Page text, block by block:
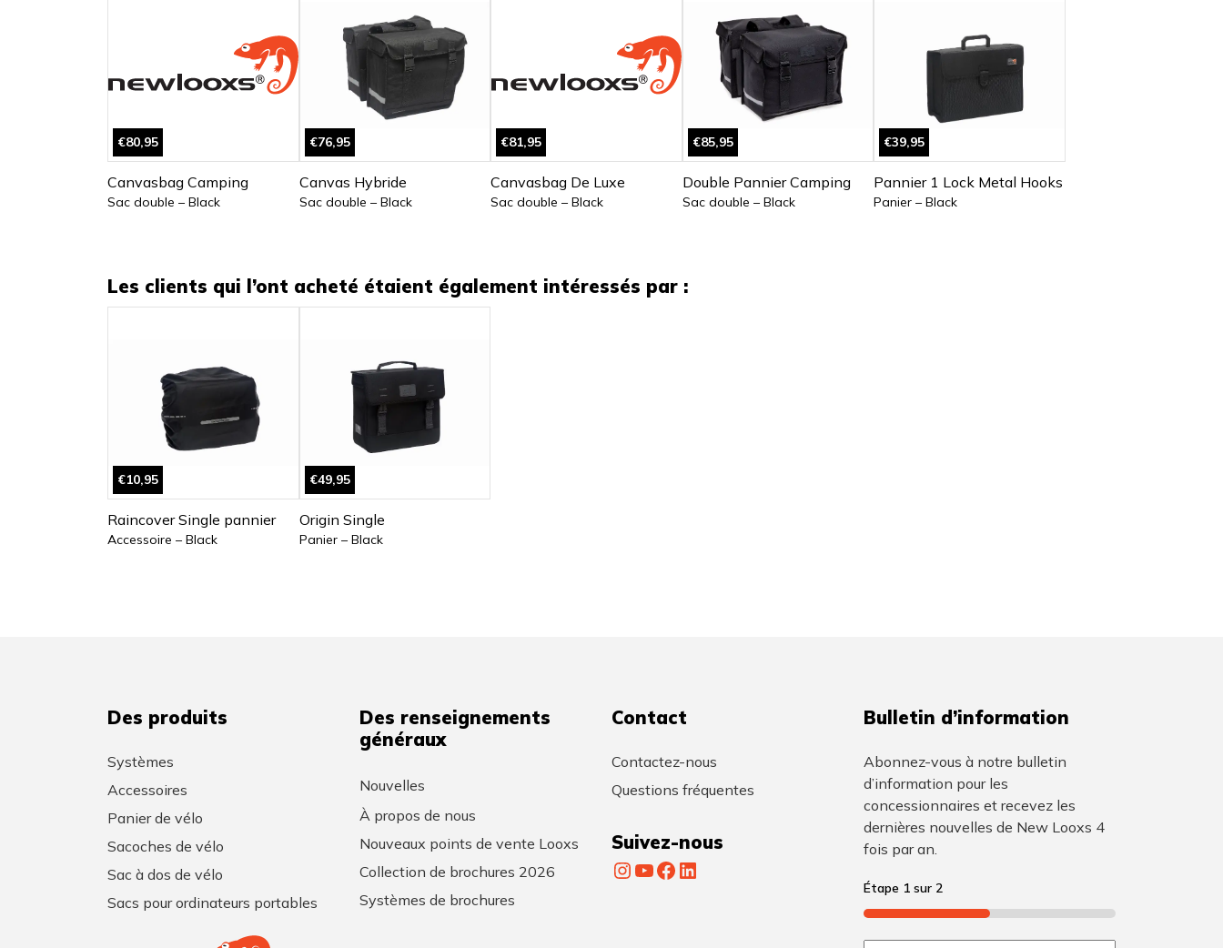
€80,95
Canvasbag Camping
Sac double – Black
€76,95
Canvas Hybride
Sac double – Black
€81,95
Canvasbag De Luxe
Sac double – Black
€85,95
Double Pannier Camping
Sac double – Black
€39,95
Pannier 1 Lock Metal Hooks
Panier – Black
Les clients qui l’ont acheté étaient également intéressés par :
€10,95
Raincover Single pannier
Accessoire – Black
€49,95
Origin Single
Panier – Black
Des produits
Systèmes
Accessoires
Panier de vélo
Sacoches de vélo
Sac à dos de vélo
Sacs pour ordinateurs portables
Des renseignements
généraux
Nouvelles
À propos de nous
Nouveaux points de vente Looxs
Collection de brochures 2026
Systèmes de brochures
Contact
Contactez-nous
Questions fréquentes
Suivez-nous
InstagramYouTube Facebook LinkedIn
Bulletin d’information
Abonnez-vous à notre bulletin
d’information pour les
concessionnaires et recevez les
dernières nouvelles de New Looxs 4
fois par an.
Étape 1 sur 2
50%